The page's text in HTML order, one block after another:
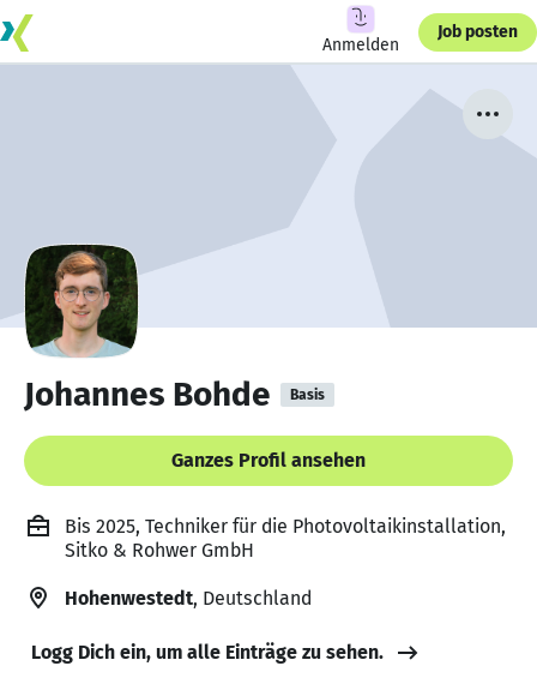
Anmelden
Job posten
Johannes Bohde Basis
Ganzes Profil ansehen
Bis 2025, Techniker für die Photovoltaikinstallation,
Sitko & Rohwer GmbH
Hohenwestedt, Deutschland
Logg Dich ein, um alle Einträge zu sehen.